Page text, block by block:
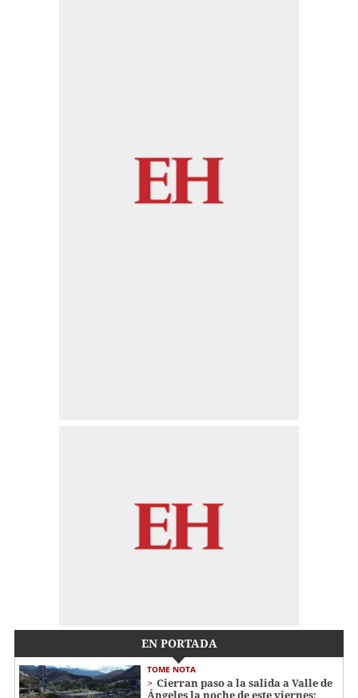
EN PORTADA
TOME NOTA
Cierran paso a la salida a Valle de